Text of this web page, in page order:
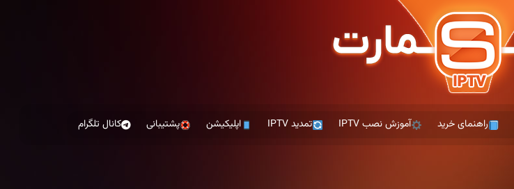
راهنمای خرید آموزش نصب IPTV تمدید IPTV اپلیکیشن پشتیبانی کانال تلگرام